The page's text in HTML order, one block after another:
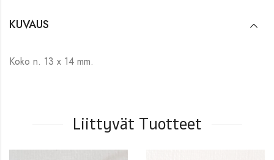
KUVAUS
Koko n. 13 x 14 mm.
Liittyvät Tuotteet